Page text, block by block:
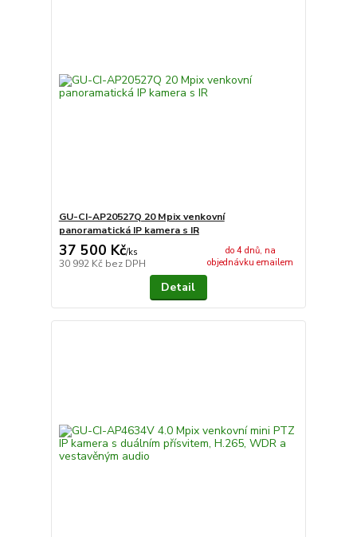
GU-CI-AP20527Q 20 Mpix venkovní
panoramatická IP kamera s IR
37 500 Kč/ks
30 992 Kč bez DPH
do 4 dnů, na
objednávku emailem
Detail